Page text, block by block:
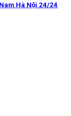
Hà Nội 24/24